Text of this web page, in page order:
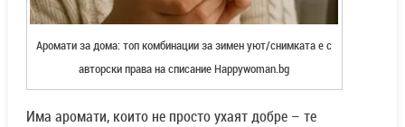
Аромати за дома: топ комбинации за зимен уют/снимката е с
авторски права на списание Happywoman.bg
Има аромати, които не просто ухаят добре – те